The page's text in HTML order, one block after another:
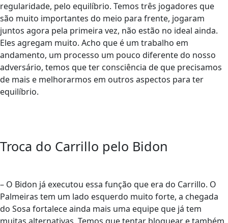
regularidade, pelo equilíbrio. Temos três jogadores que
são muito importantes do meio para frente, jogaram
juntos agora pela primeira vez, não estão no ideal ainda.
Eles agregam muito. Acho que é um trabalho em
andamento, um processo um pouco diferente do nosso
adversário, temos que ter consciência de que precisamos
de mais e melhorarmos em outros aspectos para ter
equilíbrio.
Troca do Carrillo pelo Bidon
– O Bidon já executou essa função que era do Carrillo. O
Palmeiras tem um lado esquerdo muito forte, a chegada
do Sosa fortalece ainda mais uma equipe que já tem